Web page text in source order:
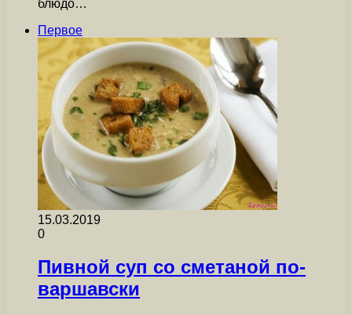
блюдо…
Первое
15.03.2019
0
Пивной суп со сметаной по-
варшавски